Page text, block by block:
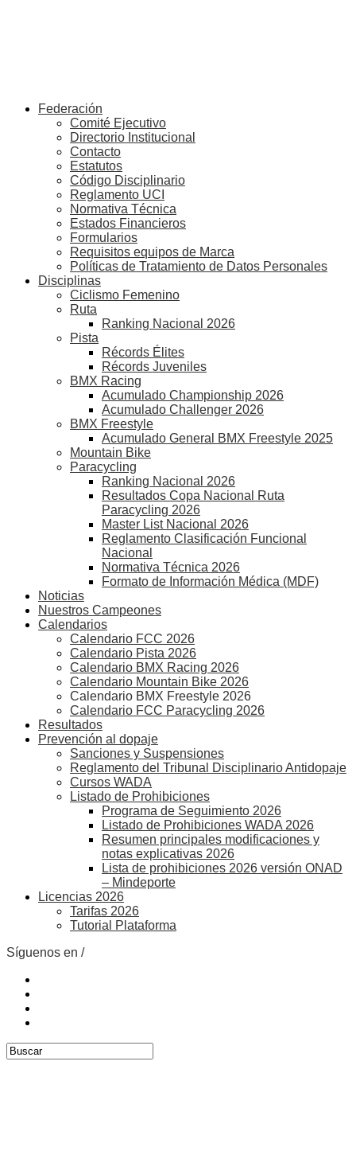
Federación
Comité Ejecutivo
Directorio Institucional
Contacto
Estatutos
Código Disciplinario
Reglamento UCI
Normativa Técnica
Estados Financieros
Formularios
Requisitos equipos de Marca
Políticas de Tratamiento de Datos Personales
Disciplinas
Ciclismo Femenino
Ruta
Ranking Nacional 2026
Pista
Récords Élites
Récords Juveniles
BMX Racing
Acumulado Championship 2026
Acumulado Challenger 2026
BMX Freestyle
Acumulado General BMX Freestyle 2025
Mountain Bike
Paracycling
Ranking Nacional 2026
Resultados Copa Nacional Ruta
Paracycling 2026
Master List Nacional 2026
Reglamento Clasificación Funcional
Nacional
Normativa Técnica 2026
Formato de Información Médica (MDF)
Noticias
Nuestros Campeones
Calendarios
Calendario FCC 2026
Calendario Pista 2026
Calendario BMX Racing 2026
Calendario Mountain Bike 2026
Calendario BMX Freestyle 2026
Calendario FCC Paracycling 2026
Resultados
Prevención al dopaje
Sanciones y Suspensiones
Reglamento del Tribunal Disciplinario Antidopaje
Cursos WADA
Listado de Prohibiciones
Programa de Seguimiento 2026
Listado de Prohibiciones WADA 2026
Resumen principales modificaciones y
notas explicativas 2026
Lista de prohibiciones 2026 versión ONAD
– Mindeporte
Licencias 2026
Tarifas 2026
Tutorial Plataforma
Síguenos en /